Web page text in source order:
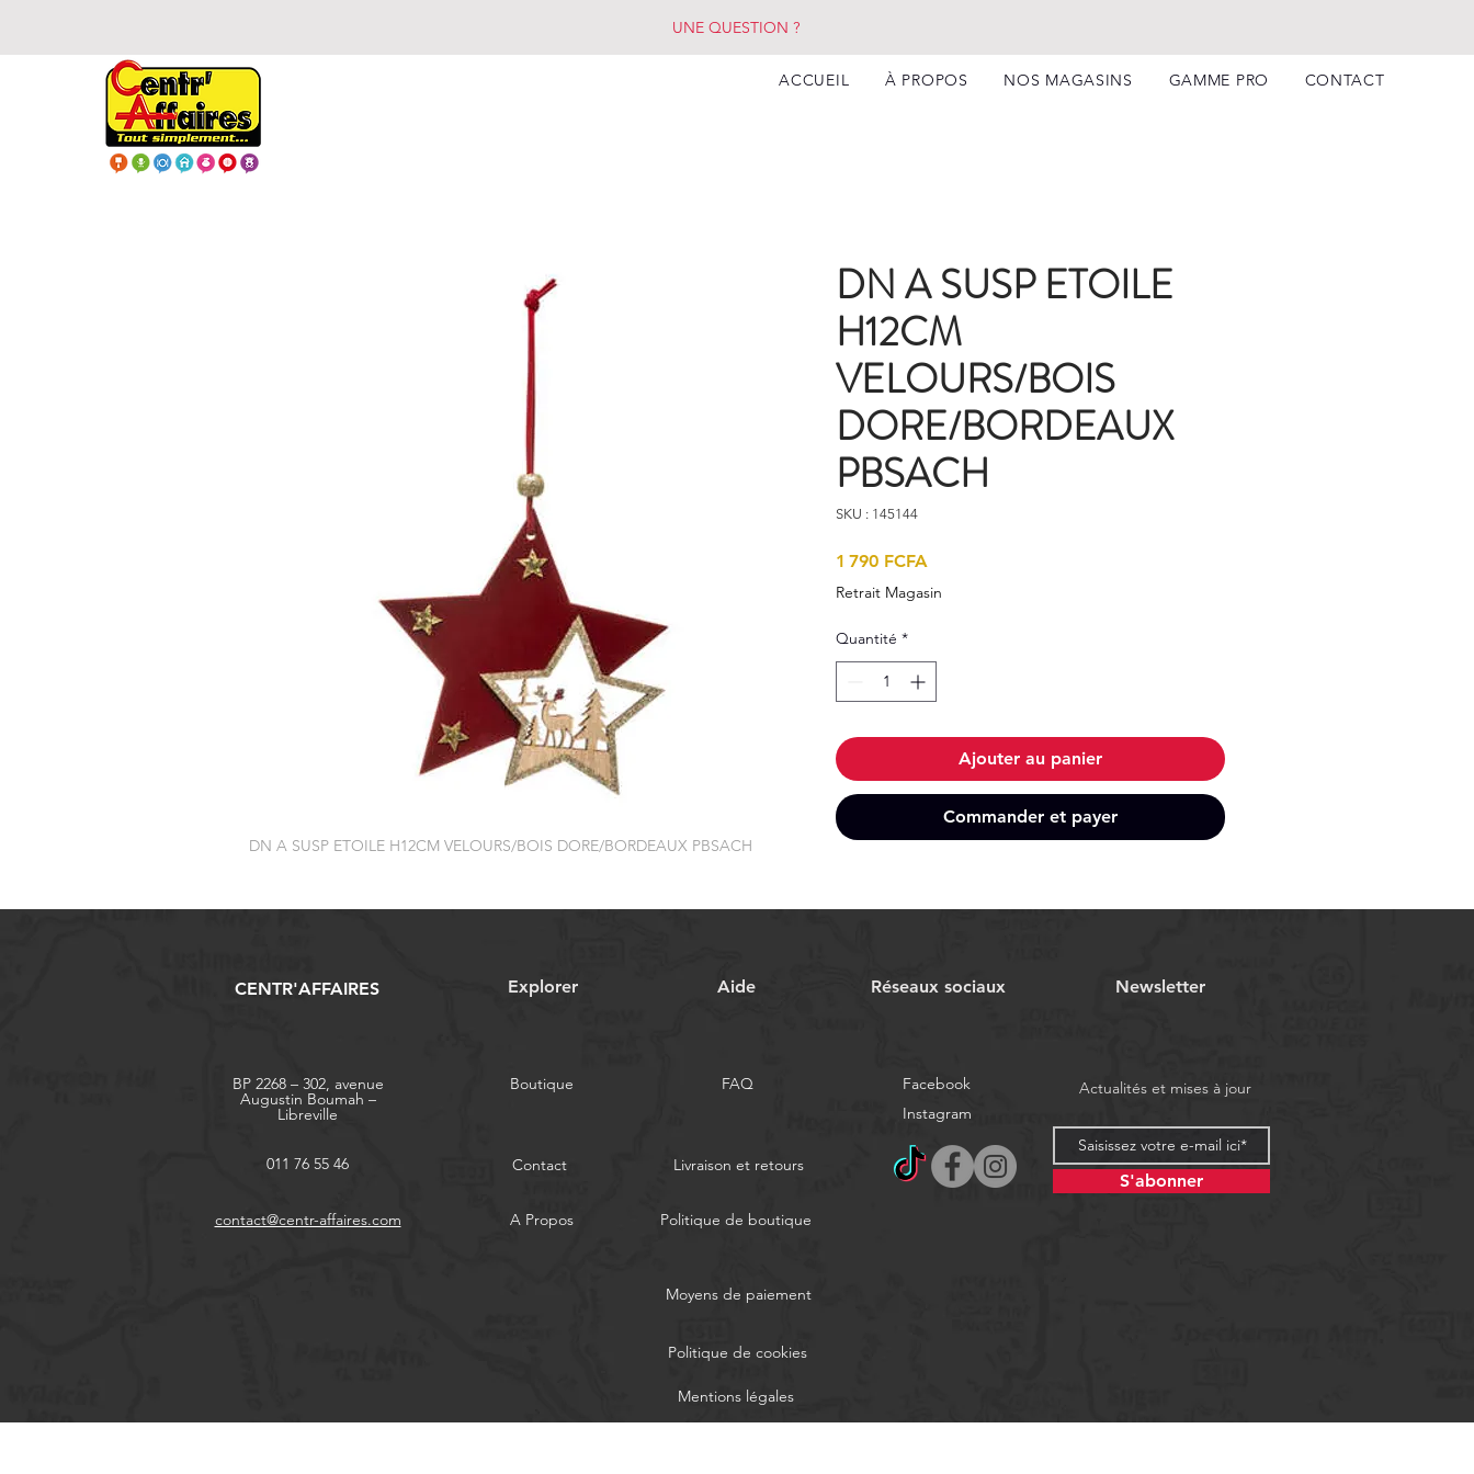
UNE QUESTION ?
ACCUEIL À PROPOS NOS MAGASINS GAMME PRO CONTACT
DN A SUSP ETOILE H12CM VELOURS/BOIS DORE/BORDEAUX PBSACH
DN A SUSP ETOILE
H12CM
VELOURS/BOIS
DORE/BORDEAUX
PBSACH
SKU : 145144
1 790 FCFA
Retrait Magasin
Quantité *
Ajouter au panier
Commander et payer
CENTR'AFFAIRES Explorer Aide Réseaux sociaux Newsletter
BP 2268 – 302, avenue
Augustin Boumah –
Libreville
011 76 55 46
contact@centr-affaires.com
Boutique FAQ
Contact
A Propos
Livraison et retours
Politique de boutique
Facebook
Instagram
Actualités et mises à jour
S'abonner
Moyens de paiement
Politique de cookies
Mentions légales